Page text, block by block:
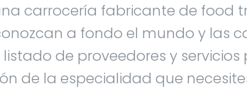
carrocería fabricante de food
a fondo el mundo y las
de proveedores y
de la especialidad que